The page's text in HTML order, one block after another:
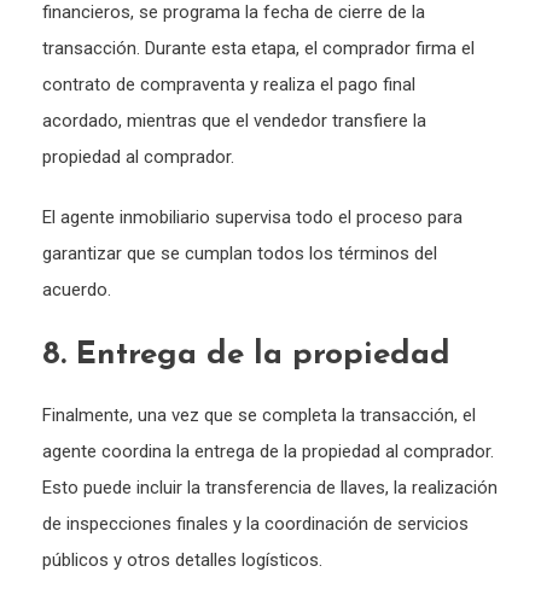
financieros, se programa la fecha de cierre de la
transacción. Durante esta etapa, el comprador firma el
contrato de compraventa y realiza el pago final
acordado, mientras que el vendedor transfiere la
propiedad al comprador.
El agente inmobiliario supervisa todo el proceso para
garantizar que se cumplan todos los términos del
acuerdo.
8. Entrega de la propiedad
Finalmente, una vez que se completa la transacción, el
agente coordina la entrega de la propiedad al comprador.
Esto puede incluir la transferencia de llaves, la realización
de inspecciones finales y la coordinación de servicios
públicos y otros detalles logísticos.